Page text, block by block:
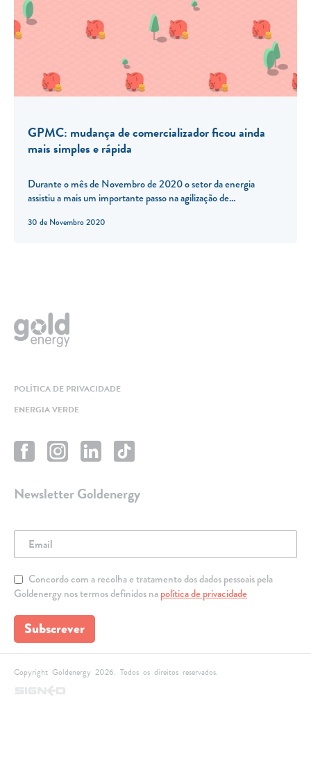
30 de Novembro 2020
GPMC: mudança de comercializador ficou ainda
mais simples e rápida
Durante o mês de Novembro de 2020 o setor da energia
assistiu a mais um importante passo na agilização de...
POLÍTICA DE PRIVACIDADE
ENERGIA VERDE
Newsletter Goldenergy
Concordo com a recolha e tratamento dos dados pessoais pela
Goldenergy nos termos definidos napolítica de privacidade
Subscrever
Copyright Goldenergy 2026. Todos os direitos reservados.